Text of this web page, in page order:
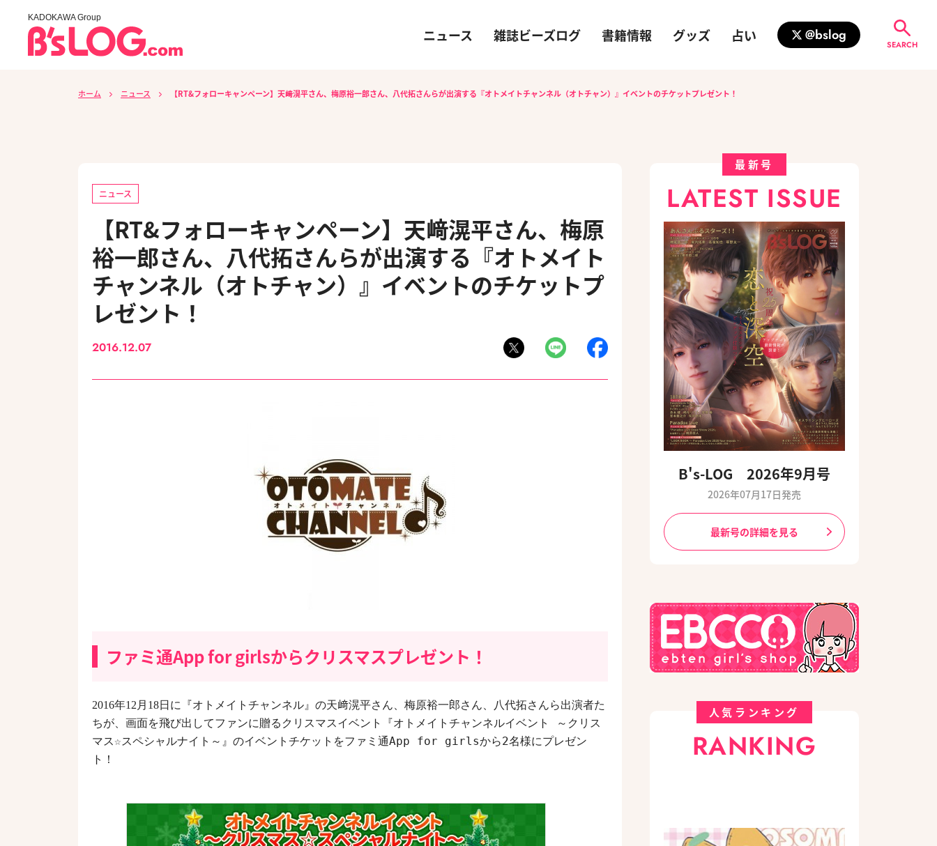
KADOKAWA Group
ニュース 雑誌ビーズログ 書籍情報 グッズ 占い @bslog
SEARCH
ホーム ニュース 【RT&フォローキャンペーン】天﨑滉平さん、梅原裕一郎さん、八代拓さんらが出演する『オトメイトチャンネル（オトチャン）』イベントのチケットプレゼント！
ニュース
【RT&フォローキャンペーン】天﨑滉平さん、梅原
裕一郎さん、八代拓さんらが出演する『オトメイト
チャンネル（オトチャン）』イベントのチケットプ
レゼント！
2016.12.07
ファミ通App for girlsからクリスマスプレゼント！
2016年12月 18日に『オトメイトチャンネル』の天﨑滉平さん、梅原裕一郎さん、八代拓さんら出演者た
ちが、画面を飛び出してファンに贈るクリスマスイベント『オトメイトチャンネルイベント ～クリス
マス☆スペシャルナイト～』のイベントチケットをファミ通App for girlsから2名様にプレゼン
ト！
最新号
LATEST ISSUE
B's-LOG 2026年9月号
2026年07月17日発売
最新号の詳細を見る
人気ランキング
RANKING